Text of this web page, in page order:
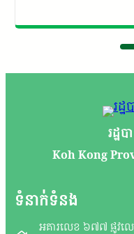
រដ្ឋ
Koh Kong
ទំនាក់ទំនង
អគារលេខ ៦៧៧ ផ្លូវ